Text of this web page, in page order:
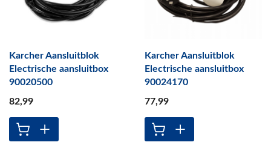
Karcher Aansluitblok
Electrische aansluitbox
90020500
82,99
Karcher Aansluitblok
Electrische aansluitbox
90024170
77,99